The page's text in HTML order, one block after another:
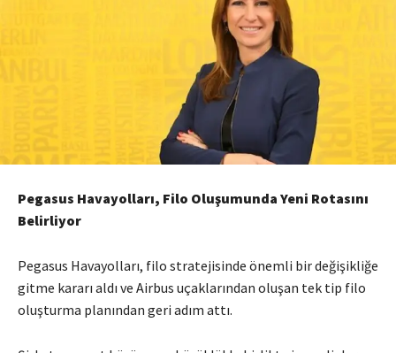
Pegasus Havayolları, Filo Oluşumunda Yeni Rotasını
Belirliyor
Pegasus Havayolları, filo stratejisinde önemli bir değişikliğe
gitme kararı aldı ve Airbus uçaklarından oluşan tek tip filo
oluşturma planından geri adım attı.